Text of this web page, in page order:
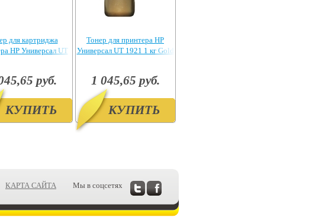
для картриджа
HP Универсал UT
руб.
КУПИТЬ
Тонер для принтера HP
Универсал UT 1921 1 кг Gold
1 045,65 руб.
КУПИТЬ
КАРТА САЙТА Мы в соцсетях